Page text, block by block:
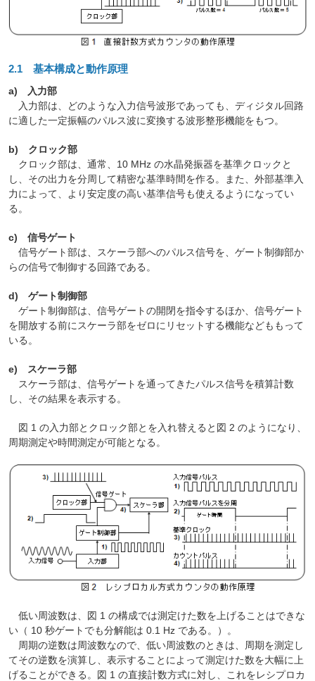
2.1 基本構成と動作原理
a) 入力部
入力部は、どのような入力信号波形であっても、ディジタル回路
に適した一定振幅のパルス波に変換する波形整形機能をもつ。
b) クロック部
クロック部は、通常、10 MHz の水晶発振器を基準クロックと
し、その出力を分周して精密な基準時間を作る。また、外部基準入
力によって、より安定度の高い基準信号も使えるようになってい
る。
c) 信号ゲート
信号ゲート部は、スケーラ部へのパルス信号を、ゲート制御部か
らの信号で制御する回路である。
d) ゲート制御部
ゲート制御部は、信号ゲートの開閉を指令するほか、信号ゲート
を開放する前にスケーラ部をゼロにリセットする機能などももって
いる。
e) スケーラ部
スケーラ部は、信号ゲートを通ってきたパルス信号を積算計数
し、その結果を表示する。
図 1 の入力部とクロック部とを入れ替えると図 2 のようになり、
周期測定や時間測定が可能となる。
低い周波数は、図 1 の構成では測定けた数を上げることはできな
い（ 10 秒ゲートでも分解能は 0.1 Hz である。）。
周期の逆数は周波数なので、低い周波数のときは、周期を測定し
てその逆数を演算し、表示することによって測定けた数を大幅に上
げることができる。図 1 の直接計数方式に対し、これをレシプロカ